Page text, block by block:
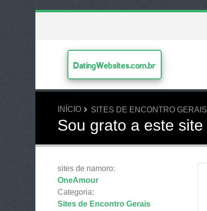
DatingWebsites.com.br
INÍCIO SITES DE ENCONTRO GERAIS
Sou grato a este site
sites de namoro:
OneAmour
Categoria:
Sites de Encontro Gerais